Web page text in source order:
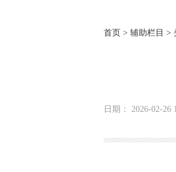
首页 > 辅助栏目 >
日期： 2026-02-